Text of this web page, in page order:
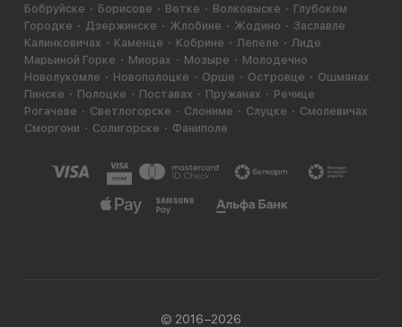
Бобруйске
Борисове Ветке Волковыске
Глубоком
Городке
Дзержинске Жлобине Жодино
Заславле
Калинковичах
Каменце Кобрине Лепеле
Лиде
Марьиной Горке
Миорах Мозыре
Молодечно
Новолукомле
Новополоцке Орше Островце
Ошмянах
Пинске
Полоцке Поставах Пружанах
Речице
Рогачеве
Светлогорске Слониме Слуцке
Смолевичах
Сморгони
Солигорске Фаниполе
© 2016−2026